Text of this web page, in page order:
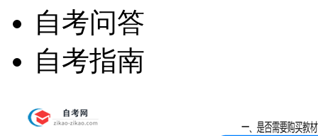
自考问答
自考指南